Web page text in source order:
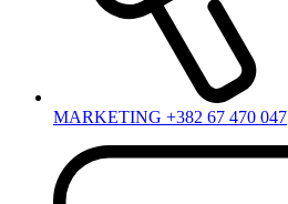
MARKETING +382 67 470 047